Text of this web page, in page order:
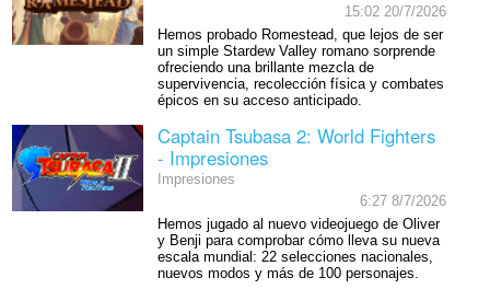
15:02 20/7/2026
Hemos probado Romestead, que lejos de ser
un simple Stardew Valley romano sorprende
ofreciendo una brillante mezcla de
supervivencia, recolección física y combates
épicos en su acceso anticipado.
Captain Tsubasa 2: World Fighters
- Impresiones
Impresiones
6:27 8/7/2026
Hemos jugado al nuevo videojuego de Oliver
y Benji para comprobar cómo lleva su nueva
escala mundial: 22 selecciones nacionales,
nuevos modos y más de 100 personajes.